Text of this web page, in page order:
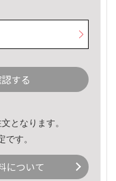
する
となります。
です。
について